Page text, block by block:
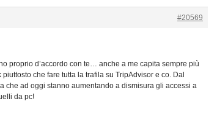
#20569
proprio d’accordo con te… anche a me capita sempre più
che fare tutta la trafila su TripAdvisor e co. Dal
che ad oggi stanno aumentando a dismisura gli accessi a
da pc!